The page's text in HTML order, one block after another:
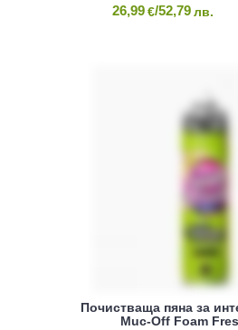
26,99 €/52,79 лв.
Почистваща пяна за
Muc-Off Foam